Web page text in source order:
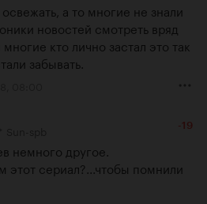
а то многие не знали
новостей смотреть вряд
многие кто лично застал это так
забывать.
-19
немного другое.
этот сериал?...чтобы помнили